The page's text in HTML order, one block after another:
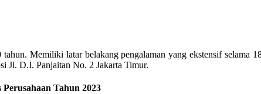
tahun. Memiliki latar belakang pengalaman yang ekstensif selama
Jl. D.I. Panjaitan No. 2 Jakarta Timur.
Tahun 2023